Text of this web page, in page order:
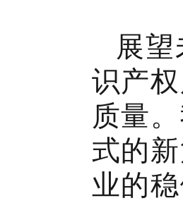
展望
识产
质量
式的
业的